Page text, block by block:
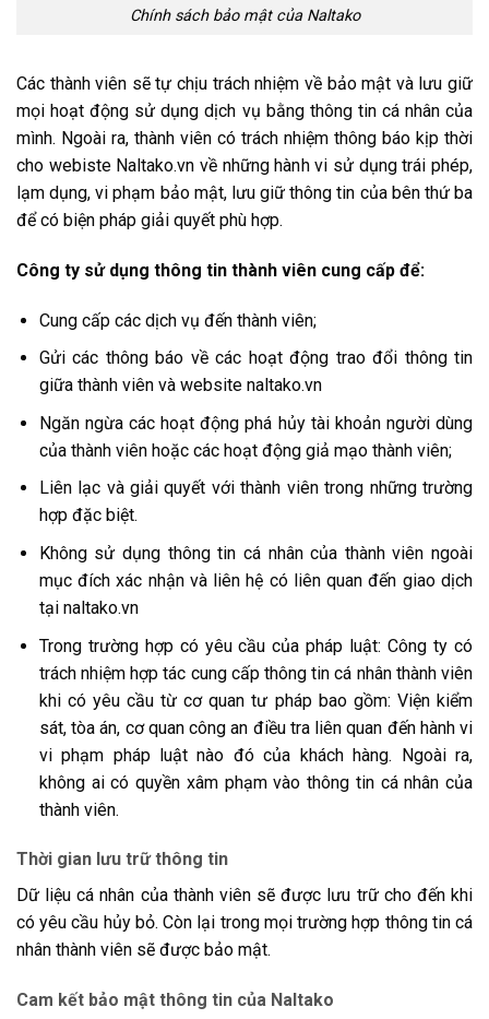
Chính sách bảo mật của Naltako
Các thành viên sẽ tự chịu trách nhiệm về bảo mật và lưu giữ
mọi hoạt động sử dụng dịch vụ bằng thông tin cá nhân của
mình. Ngoài ra, thành viên có trách nhiệm thông báo kịp thời
cho webiste Naltako.vn về những hành vi sử dụng trái phép,
lạm dụng, vi phạm bảo mật, lưu giữ thông tin của bên thứ ba
để có biện pháp giải quyết phù hợp.
Công ty sử dụng thông tin thành viên cung cấp để:
Cung cấp các dịch vụ đến thành viên;
Gửi các thông báo về các hoạt động trao đổi thông tin
giữa thành viên và website naltako.vn
Ngăn ngừa các hoạt động phá hủy tài khoản người dùng
của thành viên hoặc các hoạt động giả mạo thành viên;
Liên lạc và giải quyết với thành viên trong những trường
hợp đặc biệt.
Không sử dụng thông tin cá nhân của thành viên ngoài
mục đích xác nhận và liên hệ có liên quan đến giao dịch
tại naltako.vn
Trong trường hợp có yêu cầu của pháp luật: Công ty có
trách nhiệm hợp tác cung cấp thông tin cá nhân thành viên
khi có yêu cầu từ cơ quan tư pháp bao gồm: Viện kiểm
sát, tòa án, cơ quan công an điều tra liên quan đến hành vi
vi phạm pháp luật nào đó của khách hàng. Ngoài ra,
không ai có quyền xâm phạm vào thông tin cá nhân của
thành viên.
Thời gian lưu trữ thông tin
Dữ liệu cá nhân của thành viên sẽ được lưu trữ cho đến khi
có yêu cầu hủy bỏ. Còn lại trong mọi trường hợp thông tin cá
nhân thành viên sẽ được bảo mật.
Cam kết bảo mật thông tin của Naltako